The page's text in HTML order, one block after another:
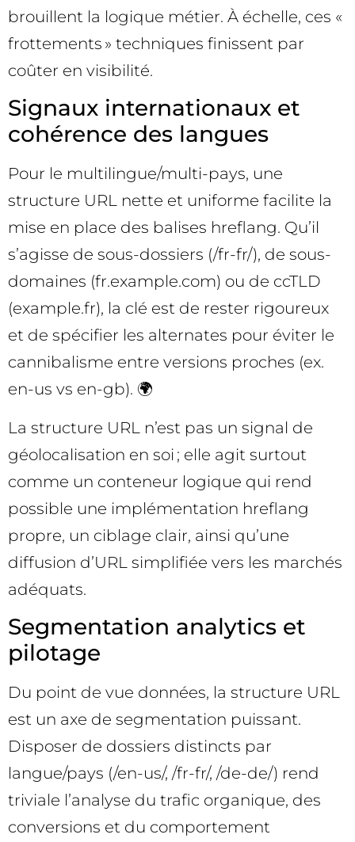
brouillent la logique métier. À échelle, ces «
frottements » techniques finissent par
coûter en visibilité.
Signaux internationaux et
cohérence des langues
Pour le multilingue/multi-pays, une
structure URL nette et uniforme facilite la
mise en place des balises hreflang. Qu’il
s’agisse de sous-dossiers (/fr-fr/), de sous-
domaines (fr.example.com) ou de ccTLD
(example.fr), la clé est de rester rigoureux
et de spécifier les alternates pour éviter le
cannibalisme entre versions proches (ex.
en-us vs en-gb). 🌍
La structure URL n’est pas un signal de
géolocalisation en soi ; elle agit surtout
comme un conteneur logique qui rend
possible une implémentation hreflang
propre, un ciblage clair, ainsi qu’une
diffusion d’URL simplifiée vers les marchés
adéquats.
Segmentation analytics et
pilotage
Du point de vue données, la structure URL
est un axe de segmentation puissant.
Disposer de dossiers distincts par
langue/pays (/en-us/, /fr-fr/, /de-de/) rend
triviale l’analyse du trafic organique, des
conversions et du comportement